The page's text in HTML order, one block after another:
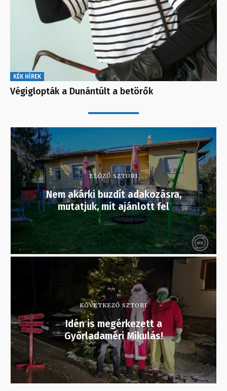
KÉK HÍREK
Végiglopták a Dunántúlt a betörők
ELŐZŐ SZTORI
Nem akárki buzdít adakozásra,
mutatjuk, mit ajánlott fel
KÖVETKEZŐ SZTORI
Idén is megérkezett a
Győrladaméri Mikulás!